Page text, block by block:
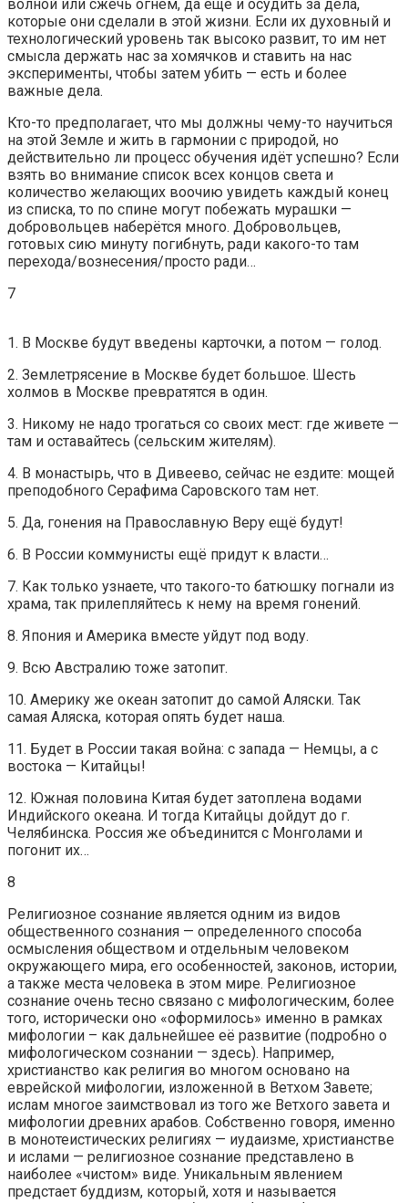
волной или сжечь огнём, да ещё и осудить за дела,
которые они сделали в этой жизни. Если их духовный и
технологический уровень так высоко развит, то им нет
смысла держать нас за хомячков и ставить на нас
эксперименты, чтобы затем убить — есть и более
важные дела.
Кто-то предполагает, что мы должны чему-то научиться
на этой Земле и жить в гармонии с природой, но
действительно ли процесс обучения идёт успешно? Если
взять во внимание список всех концов света и
количество желающих воочию увидеть каждый конец
из списка, то по спине могут побежать мурашки —
добровольцев наберётся много. Добровольцев,
готовых сию минуту погибнуть, ради какого-то там
перехода/вознесения/просто ради…
7
1. В Москве будут введены карточки, а потом — голод.
2. Землетрясение в Москве будет большое. Шесть
холмов в Москве превратятся в один.
3. Никому не надо трогаться со своих мест: где живете —
там и оставайтесь (сельским жителям).
4. В монастырь, что в Дивеево, сейчас не ездите: мощей
преподобного Серафима Саровского там нет.
5. Да, гонения на Православную Веру ещё будут!
6. В России коммунисты ещё придут к власти…
7. Как только узнаете, что такого-то батюшку погнали из
храма, так прилепляйтесь к нему на время гонений.
8. Япония и Америка вместе уйдут под воду.
9. Всю Австралию тоже затопит.
10. Америку же океан затопит до самой Аляски. Так
самая Аляска, которая опять будет наша.
11. Будет в России такая война: с запада — Немцы, а с
востока — Китайцы!
12. Южная половина Китая будет затоплена водами
Индийского океана. И тогда Китайцы дойдут до г.
Челябинска. Россия же объединится с Монголами и
погонит их…
8
Религиозное сознание является одним из видов
общественного сознания — определенного способа
осмысления обществом и отдельным человеком
окружающего мира, его особенностей, законов, истории,
а также места человека в этом мире. Религиозное
сознание очень тесно связано с мифологическим, более
того, исторически оно «оформилось» именно в рамках
мифологии – как дальнейшее её развитие (подробно о
мифологическом сознании — здесь). Например,
христианство как религия во многом основано на
еврейской мифологии, изложенной в Ветхом Завете;
ислам многое заимствовал из того же Ветхого завета и
мифологии древних арабов. Собственно говоря, именно
в монотеистических религиях — иудаизме, христианстве
и ислами — религиозное сознание представлено в
наиболее «чистом» виде. Уникальным явлением
предстает буддизм, который, хотя и называется